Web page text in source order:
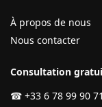
À propos de nous
Nous contacter
Consultation
☎ +33 6 78 99 90 71